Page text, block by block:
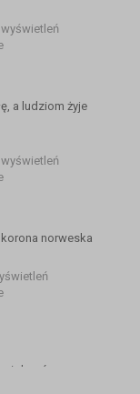
a ludziom żyje
norweska
do góry